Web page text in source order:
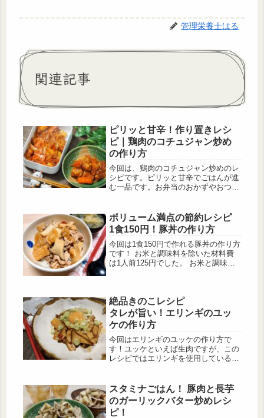
管理栄養士はる
関連記事
ピリッと甘辛！作り置きレシ
ピ｜鶏肉のコチュジャン炒め
の作り方
今回は、鶏肉のコチュジャン炒めのレ
シピです。ピリッと甘辛でごはんが進
む一品です。お弁当のおかずやおつま
を作りたい方、辛いものが好きな方等
にこのレシピをオススメします。
ボリューム満点の節約レシピ
1食150円！豚丼の作り方
今回は1食150円で作れる豚丼の作り方
です！ お米と調味料を除いた材料費
は1人前125円でした。 お米と調味料
絶品きのこレシピ
タレが旨い！エリンギのユッ
ケの作り方
今回はエリンギのユッケの作り方で
す！ユッケといえば生肉ですが、この
レシピではエリンギを使用しているの
レとエリンギの相性は抜群です。
スタミナごはん！ 豚肉と長芋
のガーリックバター炒めレシ
ピ！